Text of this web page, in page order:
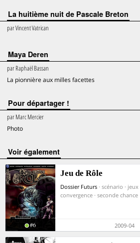
La huitième nuit de Pascale Breton
parVincent Vatrican
Maya Deren
parRaphaël Bassan
La pionnière aux milles facettes
Pour départager !
parMarc Mercier
Photo
voir également
Jeu de Rôle
Dossier Futurs · scénario ·
convergence · seconde chance
#6 2009-04